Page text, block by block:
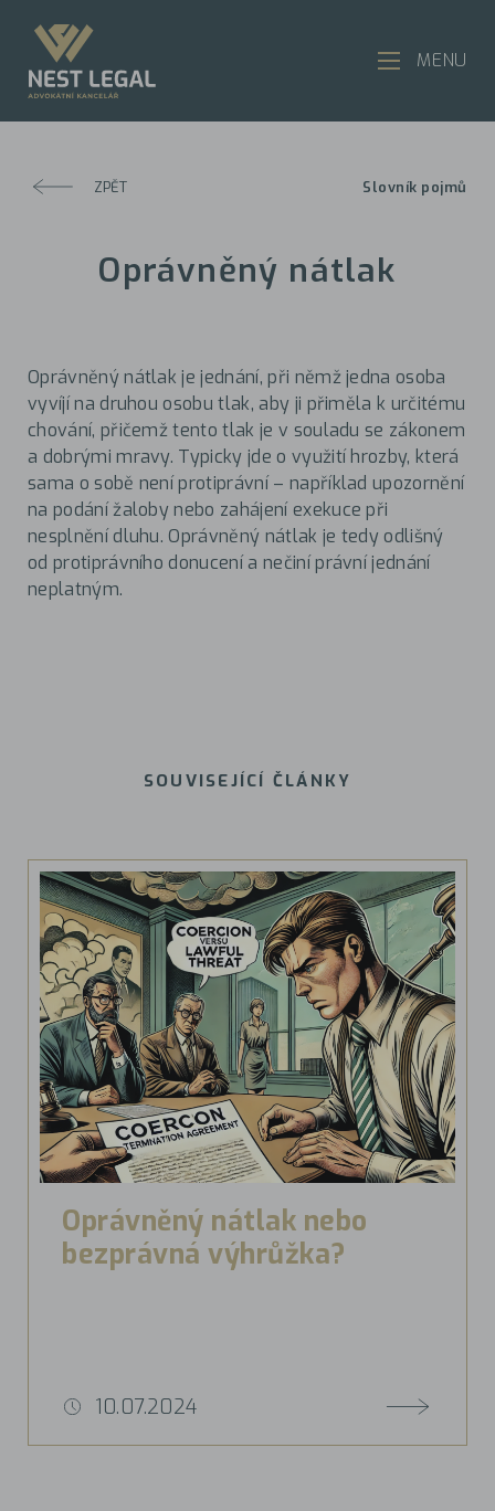
ZPĚT Slovník pojmů
Oprávněný nátlak
Oprávněný nátlak je jednání, při němž jedna osoba
vyvíjí na druhou osobu tlak, aby ji přiměla k určitému
chování, přičemž tento tlak je v souladu se zákonem
a dobrými mravy. Typicky jde o využití hrozby, která
sama o sobě není protiprávní – například upozornění
na podání žaloby nebo zahájení exekuce při
nesplnění dluhu. Oprávněný nátlak je tedy odlišný
od protiprávního donucení a nečiní právní jednání
neplatným.
SOUVISEJÍCÍ ČLÁNKY
Oprávněný nátlak nebo
bezprávná výhrůžka?
10.07.2024
MENU